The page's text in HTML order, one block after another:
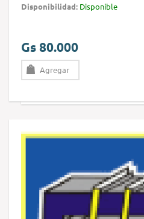
Disponibilidad: Disponible
Gs 80.000
Agregar